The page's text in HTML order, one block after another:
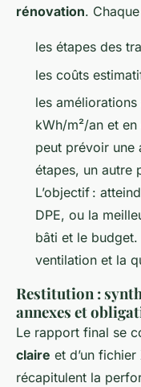
rénovation.
les étapes des
les coûts
les
kWh/m²/an et
peut prévoir une
étapes, un autre
L’objectif :
DPE, ou la
bâti et le
ventilation et la
Restitution :
annexes et
Le rapport final se
claire et d’un
récapitulent la